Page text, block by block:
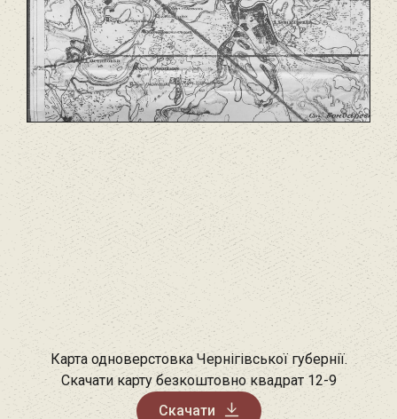
Карта одноверстовка Чернігівської губернії.
Скачати карту безкоштовно квадрат 12-9
Скачати